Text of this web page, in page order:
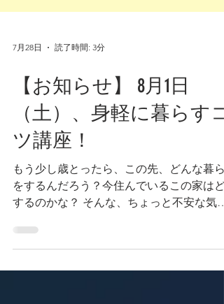
【お知らせ】 8月1日
（土）、身軽に暮らすコ
ツ講座！
もう少し歳とったら、この先、どんな暮ら
をするんだろう？今住んでいるこの家はど
するのかな？ そんな、ちょっと不安な気持